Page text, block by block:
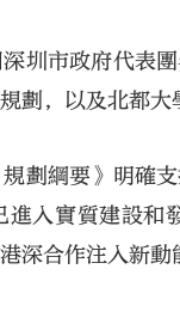
圳市政府代表
劃，以及北都大
劃綱要》明確
入實質建設
深合作注入新